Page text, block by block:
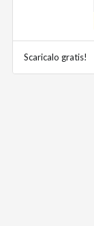
Scaricalo gratis!